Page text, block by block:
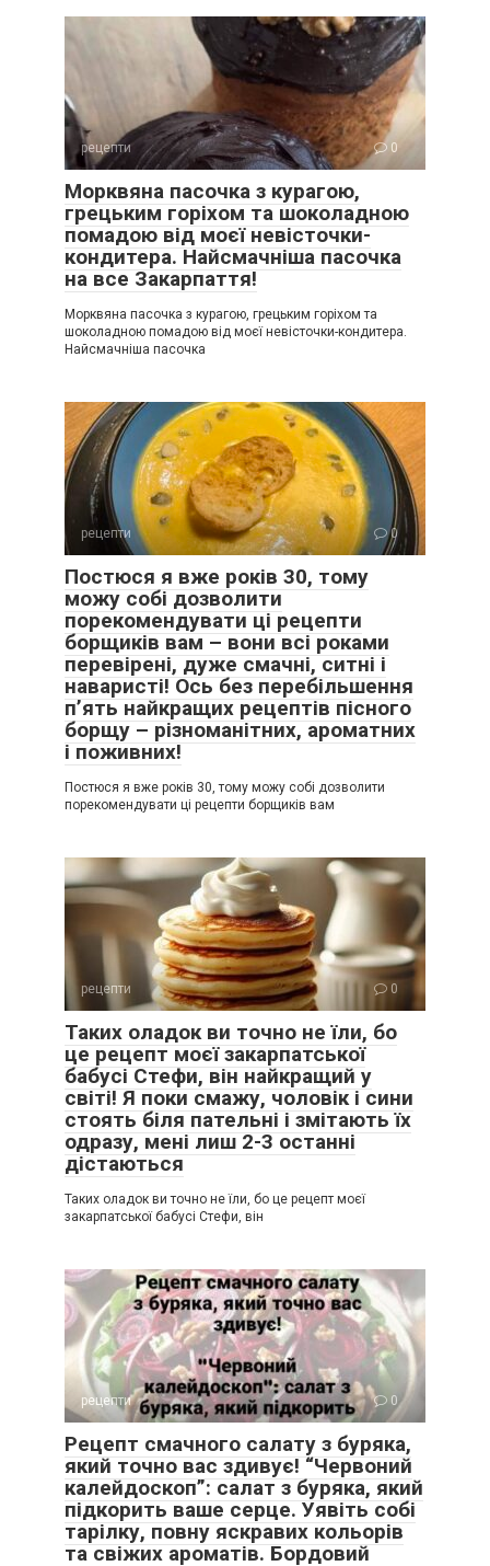
рецепти 0
Морквяна пасочка з курагою,
грецьким горіхом та шоколадною
помадою від моєї невісточки-
кондитера. Найсмачніша пасочка
на все Закарпаття!
Морквяна пасочка з курагою, грецьким горіхом та
шоколадною помадою від моєї невісточки-кондитера.
Найсмачніша пасочка
рецепти 0
Постюся я вже років 30, тому
можу собі дозволити
порекомендувати ці рецепти
борщиків вам – вони всі роками
перевірені, дуже смачні, ситні і
наваристі! Ось без перебільшення
п’ять найкращих рецептів пісного
борщу – різноманітних, ароматних
і поживних!
Постюся я вже років 30, тому можу собі дозволити
порекомендувати ці рецепти борщиків вам
рецепти 0
Таких оладок ви точно не їли, бо
це рецепт моєї закарпатської
бабусі Стефи, він найкращий у
світі! Я поки смажу, чоловік і сини
стоять біля пательні і змітають їх
одразу, мені лиш 2-3 останні
дістаються
Таких оладок ви точно не їли, бо це рецепт моєї
закарпатської бабусі Стефи, він
рецепти 0
Рецепт смачного салату з буряка,
який точно вас здивує! “Червоний
калейдоскоп”: салат з буряка, який
підкорить ваше серце. Уявіть собі
тарілку, повну яскравих кольорів
та свіжих ароматів. Бордовий